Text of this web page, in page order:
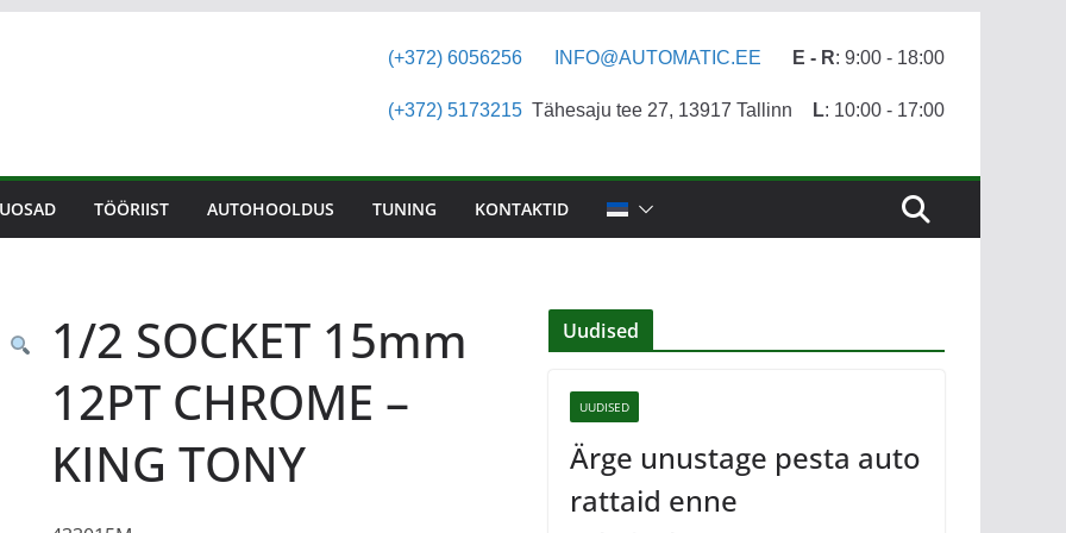
(+372) 6056256
(+372) 5173215
INFO@AUTOMATIC.EE
Tähesaju tee 27, 13917 Tallinn
E - R: 9:00 - 18:00
L: 10:00 - 17:00
TÖÖRIIST AUTOHOOLDUS TUNING KONTAKTID
1/2 SOCKET 15mm
12PT CHROME –
KING TONY
Uudised
UUDISED
Ärge unustage pesta auto
rattaid enne